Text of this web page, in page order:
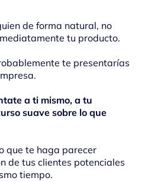
de forma natural, no
tu producto.
te presentarías
a ti mismo, a tu
suave sobre lo que
que te haga parecer
de tus clientes potenciales
tiempo.